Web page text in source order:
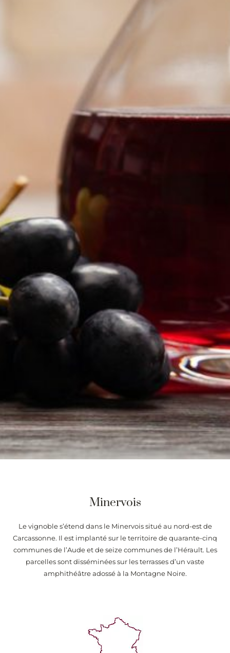
Minervois
Le vignoble s’étend dans le Minervois situé au nord-est de
Carcassonne. Il est implanté sur le territoire de quarante-cinq
communes de l’Aude et de seize communes de l’Hérault. Les
parcelles sont disséminées sur les terrasses d’un vaste
amphithéâtre adossé à la Montagne Noire.